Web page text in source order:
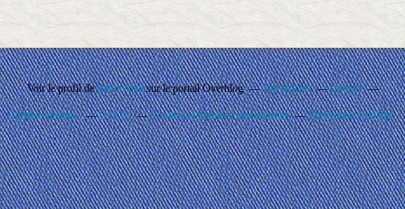
Voir le profil deRando'Ballsur le portail Overblog Top articles Contact
Signaler un abus C.G.U. Cookies et données personnelles Préférences cookies